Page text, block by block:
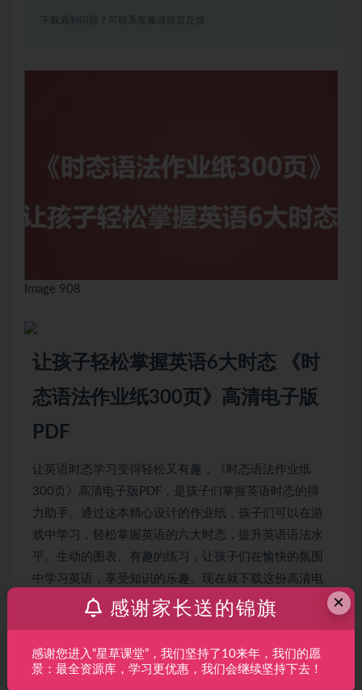
下载遇到问题？可联系客服或留言反馈
Image 908
让孩子轻松掌握英语6大时态 《时
态语法作业纸300页》高清电子版
PDF
让英语时态学习变得轻松又有趣，《时态语法作业纸
300页》高清电子版PDF，是孩子们掌握英语时态的得
力助手。通过这本精心设计的作业纸，孩子们可以在游
戏中学习，轻松掌握英语的六大时态，提升英语语法水
平。生动的图表、有趣的练习，让孩子们在愉快的氛围
中学习英语，享受知识的乐趣。现在就下载这份高清电
子版PDF，让孩子们的学习之旅更加顺畅吧！
整理了一套高颜值的时态作业纸，涵盖了6大时态：
一般现在时、现在进行时、现在完成时、一般过去
×
感谢家长送的锦旗
感谢您进入“星草课堂”，我们坚持了10来年，我们的愿
景：最全资源库，学习更优惠，我们会继续坚持下去！